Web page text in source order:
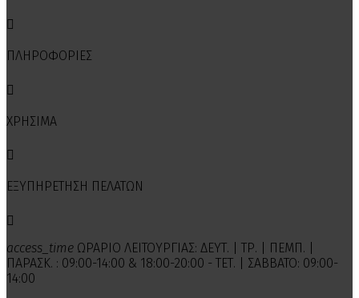

ΠΛΗΡΟΦΟΡΙΕΣ

ΧΡΗΣΙΜΑ

ΕΞΥΠΗΡΕΤΗΣΗ ΠΕΛΑΤΩΝ

access_time ΩΡΑΡΙΟ ΛΕΙΤΟΥΡΓΙΑΣ: ΔΕΥΤ. | ΤΡ. | ΠΕΜΠ. |
ΠΑΡΑΣΚ. : 09:00-14:00 & 18:00-20:00 - ΤΕΤ. | ΣΑΒΒΑΤΟ: 09:00-
14:00